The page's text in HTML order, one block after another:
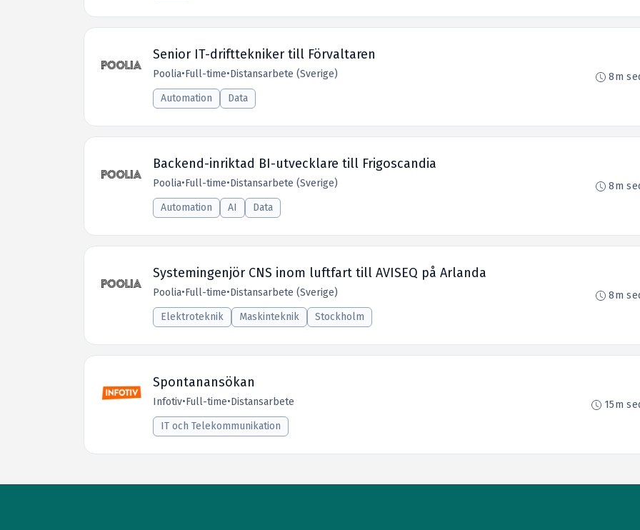
Senior IT-drifttekniker till Förvaltaren
Poolia•Full-time•Distansarbete (Sverige)
Automation
Data
8m
Backend-inriktad BI-utvecklare till Frigoscandia
Poolia•Full-time•Distansarbete (Sverige)
Automation
AI Data
8m
Systemingenjör CNS inom luftfart till AVISEQ på Arlanda
Poolia•Full-time•Distansarbete (Sverige)
Elektroteknik
Maskinteknik Stockholm
8m
Spontanansökan
Infotiv•Full-time•Distansarbete
IT och Telekommunikation
15m